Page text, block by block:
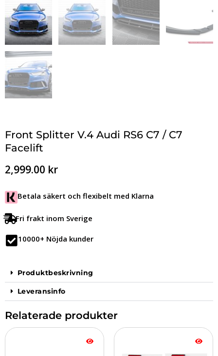
Front Splitter V.4 Audi RS6 C7 / C7
Facelift
2,999.00 kr
Betala säkert och flexibelt med Klarna
Fri frakt inom Sverige
10000+ Nöjda kunder
Produktbeskrivning
Leveransinfo
Relaterade produkter
Den